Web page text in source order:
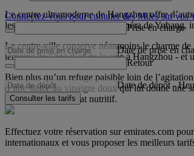
Le centre ultramoderne de Hangzhou offre
les fenêtres géométriques de l’opéra de Yuhang,
Le centre-ville conserve néanmoins le charme
témoins de l’âge d’or de la soie à Hangzhou - et
Bien plus qu’un refuge paisible loin de
d’une sauce au vinaigre doux qui lui donne une
effiloché dans un plat nutritif.
Connectez-vous pour cumuler des Miles sur vos
Prise en charge
Date de prise en
Retour
Date de dépôt -
Consulter les tarifs
Effectuez votre réservation sur emirates.com
internationaux et vous proposer les meilleurs